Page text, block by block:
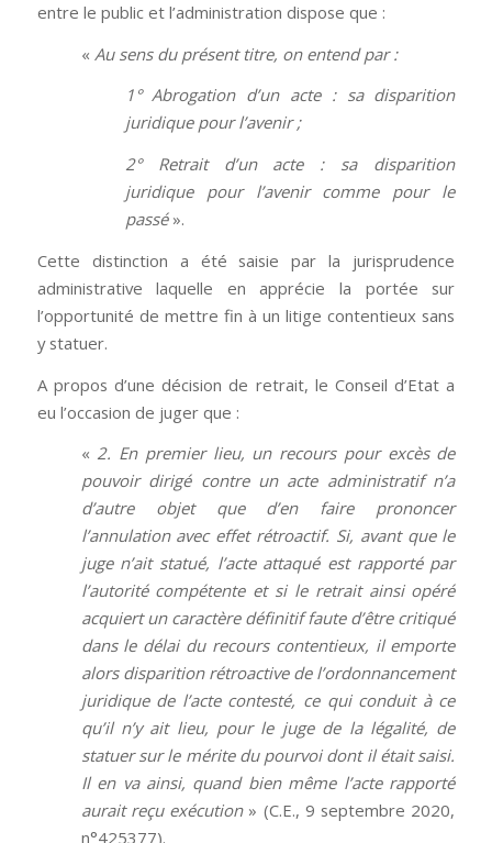
entre le public et l’administration dispose que :
« Au sens du présent titre, on entend par :
1° Abrogation d’un acte : sa disparition
juridique pour l’avenir ;
2° Retrait d’un acte : sa disparition
juridique pour l’avenir comme pour le
passé».
Cette distinction a été saisie par la jurisprudence
administrative laquelle en apprécie la portée sur
l’opportunité de mettre fin à un litige contentieux sans
y statuer.
A propos d’une décision de retrait, le Conseil d’Etat a
eu l’occasion de juger que :
« 2. En premier lieu, un recours pour excès de
pouvoir dirigé contre un acte administratif n’a
d’autre objet que d’en faire prononcer
l’annulation avec effet rétroactif. Si, avant que le
juge n’ait statué, l’acte attaqué est rapporté par
l’autorité compétente et si le retrait ainsi opéré
acquiert un caractère définitif faute d’être critiqué
dans le délai du recours contentieux, il emporte
alors disparition rétroactive de l’ordonnancement
juridique de l’acte contesté, ce qui conduit à ce
qu’il n’y ait lieu, pour le juge de la légalité, de
statuer sur le mérite du pourvoi dont il était saisi.
Il en va ainsi, quand bien même l’acte rapporté
aurait reçu exécution» (C.E., 9 septembre 2020,
n°425377).